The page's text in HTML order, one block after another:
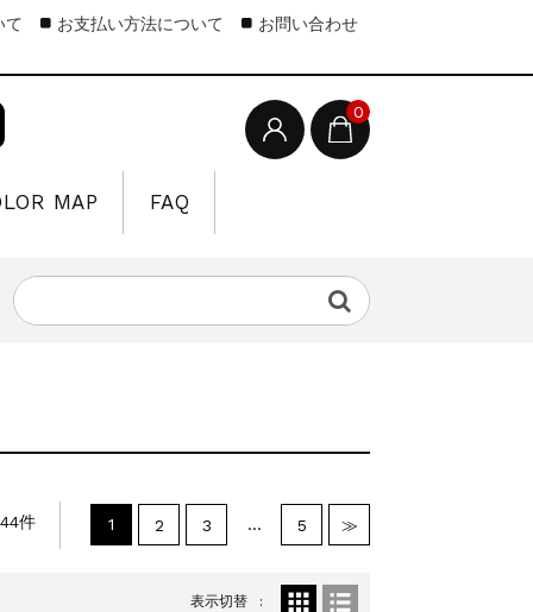
0
MAP FAQ
て お支払い方法について お問い合わせ
1 2 3 … 5 ≫
件
表示切替